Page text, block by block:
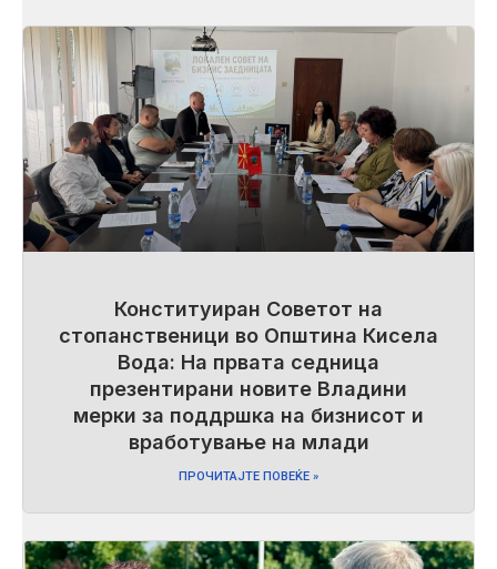
Конституиран Советот на
стопанственици во Општина Кисела
Вода: На првата седница
презентирани новите Владини
мерки за поддршка на бизнисот и
вработување на млади
ПРОЧИТАЈТЕ ПОВЕЌЕ »